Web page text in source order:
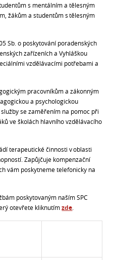
s mentálním a tělesným
žákům a studentům s tělesným
Sb. o poskytování poradenských
zařízeních a Vyhláškou
vzdělávacími potřebami a
pracovníkům a zákonným
a psychologickou
se zaměřením na pomoc při
ve školách hlavního vzdělávacího
terapeutické činnosti v oblasti
Zapůjčuje kompenzační
vám poskytneme telefonicky na
poskytovaným naším SPC
otevřete kliknutímzde